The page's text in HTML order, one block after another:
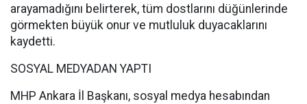
arayamadığını belirterek, tüm dostlarını düğünlerinde
görmekten büyük onur ve mutluluk duyacaklarını
kaydetti.
SOSYAL MEDYADAN YAPTI
MHP Ankara İl Başkanı, sosyal medya hesabından